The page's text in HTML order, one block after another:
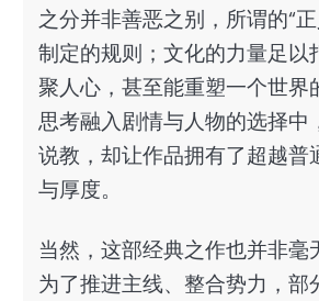
之分并非善恶之别，所谓的“
制定的规则；文化的力量足以
聚人心，甚至能重塑一个世界
思考融入剧情与人物的选择中
说教，却让作品拥有了超越普
与厚度。
当然，这部经典之作也并非毫
为了推进主线、整合势力，部